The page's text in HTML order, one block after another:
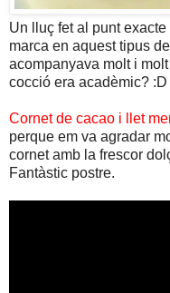
Un lluç fet al punt
marca en aquest tipus
acompanyava molt i
cocció era acadèmic? :D
Cornet de cacao i llet
perque em va agradar
cornet amb la frescor
Fantàstic postre.